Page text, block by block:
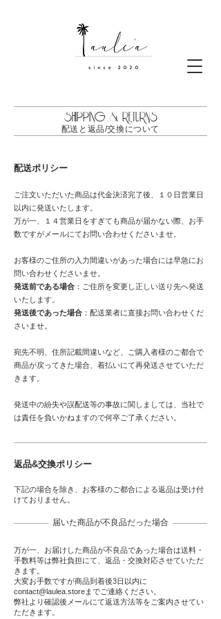
SHIPPING & RETURNS
配送と返品/交換について
配送ポリシー
ご注文いただいた商品は代金決済完了後、１０日営業日
以内に発送いたします。
万が一、１４営業日をすぎても商品が届かない際、お手
数ですがメールにてお問い合わせくださいませ。​
お客様のご住所の入力間違いがあった場合には早急にお
問い合わせくださいませ。
発送前である場合 ：ご住所を変更し正しい送り先へ発送
いたします。
発送後であった場合 ：配送業者に直接お問い合わせくだ
さいませ。
宛先不明、住所記載間違いなど、ご購入者様のご都合で
商品が戻ってきた場合、着払いにて再発送させていただ
きます。
発送中の紛失や誤配送等の事故に関しましては、当社で
は責任を負いかねますので何卒ご了承ください。
返品&交換ポリシー
下記の場合を除き、お客様のご都合による返品は受け付
けておりません。
届いた商品が不良品だった場合
万が一、お届けした商品が不良品であった場合は送料・
手数料等は弊社負担にて、返品・交換対応させていただ
きます。
大変お手数ですが商品到着後3日以内に
contact@laulea.storeまでご連絡ください。
弊社より確認後メールにて返送方法等をご案内させてい
ただきます。